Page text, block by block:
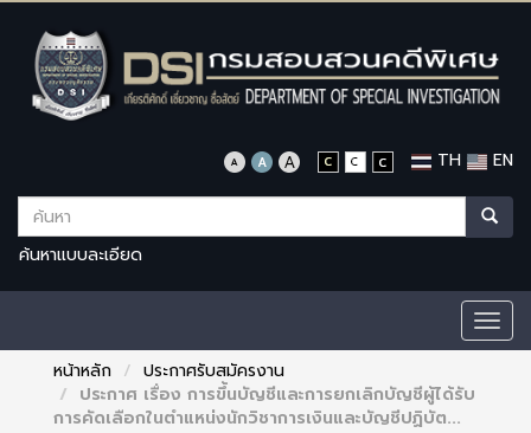
TH EN
ค้นหาแบบละเอียด
หน้าหลัก
ประกาศรับสมัครงาน
ประกาศ เรื่อง การขึ้นบัญชีและการยกเลิกบัญชีผู้ได้รับ
การคัดเลือกในตำแหน่งนักวิชาการเงินและบัญชีปฏิบัต...